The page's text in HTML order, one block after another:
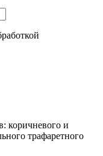
коричневого и
трафаретного